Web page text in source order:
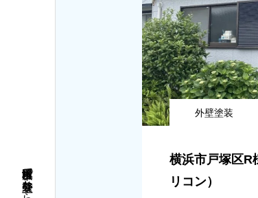
横浜市戸塚区で外壁塗装なら大津塗装へ
外壁塗装
横浜市戸塚区R
リコン）